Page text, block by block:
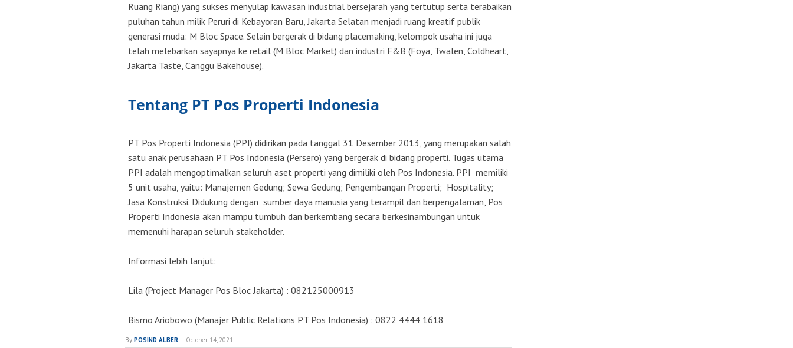
Ruang Riang) yang sukses menyulap kawasan industrial bersejarah yang tertutup serta terabaikan
puluhan tahun milik Peruri di Kebayoran Baru, Jakarta Selatan menjadi ruang kreatif publik
generasi muda: M Bloc Space. Selain bergerak di bidang placemaking, kelompok usaha ini juga
telah melebarkan sayapnya ke retail (M Bloc Market) dan industri F&B (Foya, Twalen, Coldheart,
Jakarta Taste, Canggu Bakehouse).
Tentang PT Pos Properti Indonesia
PT Pos Properti Indonesia (PPI) didirikan pada tanggal 31 Desember 2013, yang merupakan salah
satu anak perusahaan PT Pos Indonesia (Persero) yang bergerak di bidang properti. Tugas utama
PPI adalah mengoptimalkan seluruh aset properti yang dimiliki oleh Pos Indonesia. PPI memiliki
5 unit usaha, yaitu: Manajemen Gedung; Sewa Gedung; Pengembangan Properti; Hospitality;
Jasa Konstruksi. Didukung dengan sumber daya manusia yang terampil dan berpengalaman, Pos
Properti Indonesia akan mampu tumbuh dan berkembang secara berkesinambungan untuk
memenuhi harapan seluruh stakeholder.
Informasi lebih lanjut:
Lila (Project Manager Pos Bloc Jakarta) : 082125000913
Bismo Ariobowo (Manajer Public Relations PT Pos Indonesia) : 0822 4444 1618
By POSIND ALBER October 14, 2021